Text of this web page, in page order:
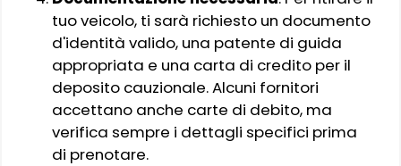
tuo veicolo, ti sarà richiesto un documento
d'identità valido, una patente di guida
appropriata e una carta di credito per il
deposito cauzionale. Alcuni fornitori
accettano anche carte di debito, ma
verifica sempre i dettagli specifici prima
di prenotare.